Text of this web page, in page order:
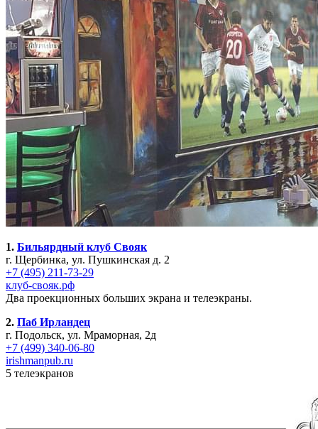
1. Бильярдный клуб Свояк
г. Щербинка, ул. Пушкинская д. 2
+7 (495) 211-73-29
клуб-свояк.рф
Два проекционных больших экрана и телеэкраны.
2. Паб Ирландец
г. Подольск, ул. Мраморная, 2д
+7 (499) 340-06-80
irishmanpub.ru
5 телеэкранов